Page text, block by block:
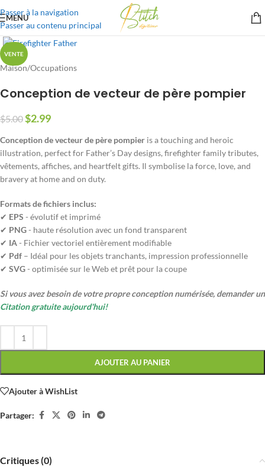
Passer à la navigation
Passer au contenu principal
MENU
VENTE
Maison/Occupations
Conception de vecteur de père pompier
$5.00$2.99
Conception de vecteur de père pompier is a touching and heroic
illustration, perfect for Father’s Day designs,firefighter family tributes,
vêtements, affiches,and heartfelt gifts. Il symbolise la force, love,and
bravery at home and on duty.
Formats de fichiers inclus:
✔ EPS - évolutif et imprimé
✔ PNG- haute résolution avec un fond transparent
✔ IA- Fichier vectoriel entièrement modifiable
✔ Pdf – Idéal pour les objets tranchants, impression professionnelle
✔ SVG- optimisée sur le Web et prêt pour la coupe
Si vous avez besoin de votre propre conception numérisée, demander un
Citation gratuite aujourd'hui!
AJOUTER AU PANIER
Ajouter à WishList
Partager:
Critiques (0)